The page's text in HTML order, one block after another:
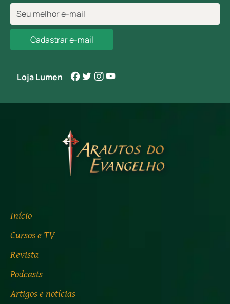
Cadastrar e-mail
Loja Lumen
Início
Cursos e TV
Revista
Podcasts
Artigos e notícias